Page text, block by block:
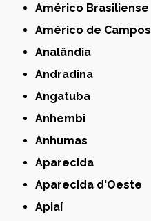
Américo Brasiliense
Américo de Campos
Analândia
Andradina
Angatuba
Anhembi
Anhumas
Aparecida
Aparecida d'Oeste
Apiaí